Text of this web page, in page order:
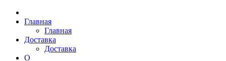
Главная
Главная
Доставка
Доставка
О